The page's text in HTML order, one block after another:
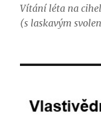
Vítání léta na
(s laskavým